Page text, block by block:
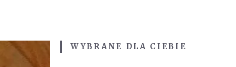
WYBRANE DLA CIEBIE